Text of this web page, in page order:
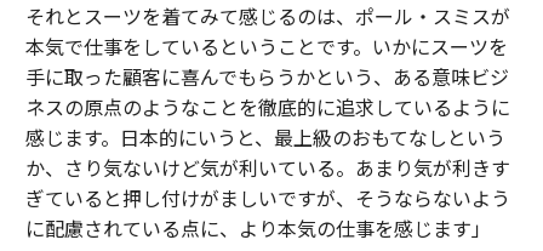
それとスーツを着てみて感じるのは、ポール・スミスが
本気で仕事をしているということです。いかにスーツを
手に取った顧客に喜んでもらうかという、ある意味ビジ
ネスの原点のようなことを徹底的に追求しているように
感じます。日本的にいうと、最上級のおもてなしという
か、さり気ないけど気が利いている。あまり気が利きす
ぎていると押し付けがましいですが、そうならないよう
に配慮されている点に、より本気の仕事を感じます」